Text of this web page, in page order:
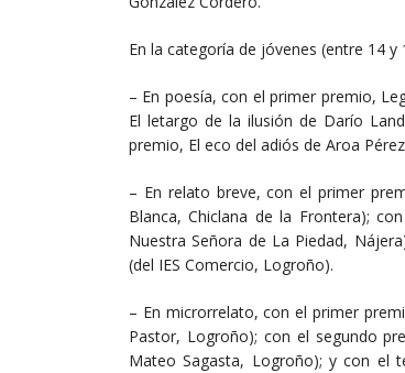
En la categoría de jóvenes (entre 14
– En poesía, con el primer premio,
El letargo de la ilusión de Darío
premio, El eco del adiós de Aroa
– En relato breve, con el primer
Blanca, Chiclana de la Frontera);
Nuestra Señora de La Piedad,
(del IES Comercio, Logroño).
– En microrrelato, con el primer
Pastor, Logroño); con el segundo
Mateo Sagasta, Logroño); y con el